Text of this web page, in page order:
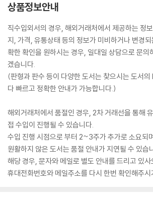
상품정보안내
직수입외서의 경우, 해외거래처에서 제공하는 정
지, 가격, 유통상태 등의 정보가 미비하거나 변경
확한 확인을 원하시는 경우, 일대일 상담으로 문의
겠습니다.
(판형과 판수 등이 다양한 도서는 찾으시는 도서
다 빠르고 정확한 안내가 가능합니다.)
해외거래처에서 품절인 경우, 2차 거래선을 통해
접 수입이 진행될 수 있습니다.
수입 진행 시점으로 부터 2~3주가 추가로 소요되
원활하지 않은 도서는 품절 안내가 지연될 수 있습
해당 경우, 문자와 메일로 별도 안내를 드리고 있
휴대전화번호와 메일주소를 다시 한번 확인해주시